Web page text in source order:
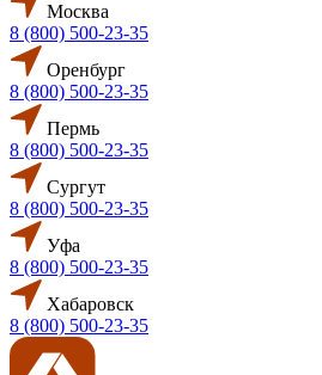
Москва
8 (800) 500-23-35
Оренбург
8 (800) 500-23-35
Пермь
8 (800) 500-23-35
Сургут
8 (800) 500-23-35
Уфа
8 (800) 500-23-35
Хабаровск
8 (800) 500-23-35